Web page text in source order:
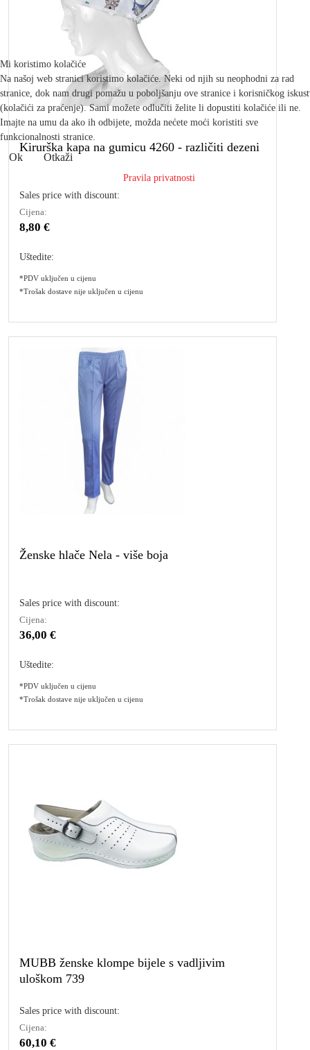
Kirurška kapa na gumicu 4260 - različiti dezeni
Sales price with discount:
Cijena:
8,80 €
Uštedite:
*PDV uključen u cijenu
*Trošak dostave nije uključen u cijenu
Ženske hlače Nela - više boja
Sales price with discount:
Cijena:
36,00 €
Uštedite:
*PDV uključen u cijenu
*Trošak dostave nije uključen u cijenu
MUBB ženske klompe bijele s vadljivim
uloškom 739
Sales price with discount:
Cijena:
60,10 €
Mi koristimo kolačiće
Na našoj web stranici koristimo kolačiće. Neki od njih su neophodni za rad
stranice, dok nam drugi pomažu u poboljšanju ove stranice i korisničkog
(kolačići za praćenje). Sami možete odlučiti želite li dopustiti kolačiće ili ne.
Imajte na umu da ako ih odbijete, možda nećete moći koristiti sve
funkcionalnosti stranice.
Ok Otkaži
Pravila privatnosti